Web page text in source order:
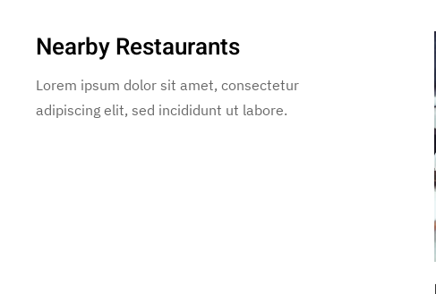
Nearby Restaurants
Lorem ipsum dolor sit amet, consectetur
adipiscing elit, sed incididunt ut labore.